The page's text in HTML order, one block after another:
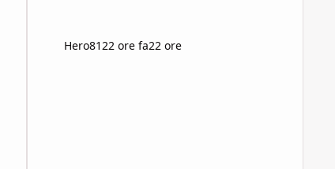
Hero8122 ore fa22 ore